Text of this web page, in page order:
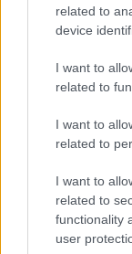
related to
device
I want to
related to
I want to
related to
I want to
related to
functionality
user
Θέατρο|
Η ιστορική
1875
Πρόκειται
πάθους και
τη
ξετυλίγει